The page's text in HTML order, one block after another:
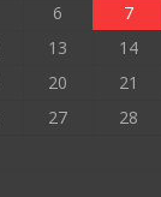
6 7
13 14
20 21
27 28